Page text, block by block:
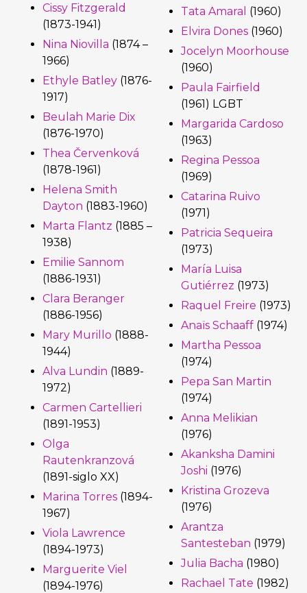
Cissy Fitzgerald
(1873-1941)
Nina Niovilla (1874 –
1966)
Ethyle Batley (1876-
1917)
Beulah Marie Dix
(1876-1970)
Thea Červenková
(1878-1961)
Helena Smith
Dayton (1883-1960)
Marta Flantz ​ (1885 –
1938)
Emilie Sannom
(1886-1931)
Clara Beranger
(1886-1956)
Mary Murillo (1888-
1944)
Alva Lundin (1889-
1972)
Carmen Cartellieri
(1891-1953)
Olga
Rautenkranzová
(1891-siglo XX)
Marina Torres (1894-
1967)
Viola Lawrence
(1894-1973)
Marguerite Viel
(1894-1976)
Tata Amaral (1960)
Elvira Dones (1960)
Jocelyn Moorhouse
(1960)
Paula Fairfield
(1961) LGBT
Margarida Cardoso
(1963)
Regina Pessoa
(1969)
Catarina Ruivo
(1971)
Patricia Sequeira
(1973)
María Luisa
Gutiérrez (1973)
Raquel Freire (1973)
Anaïs Schaaff (1974)
Martha Pessoa
(1974)
Pepa San Martin
(1974)
Anna Melikian
(1976)
Akanksha Damini
Joshi (1976)
Kristina Grozeva
(1976)
Arantza
Santesteban (1979)
Julia Bacha (1980)
Rachael Tate (1982)